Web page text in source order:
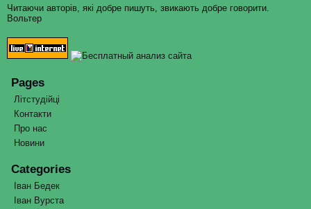
Читаючи авторів, які добре пишуть, звикають добре говорити.
Вольтер
Pages
Літстудійці
Контакти
Про нас
Новини
Categories
Іван Бедек
Іван Вурста